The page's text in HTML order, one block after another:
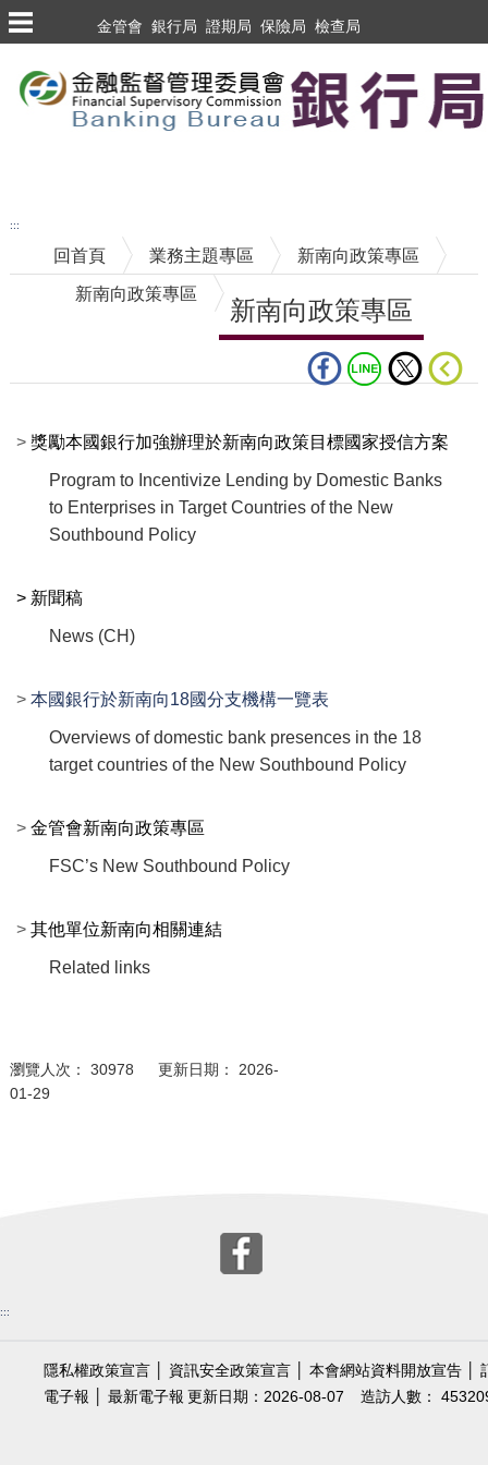
跳到主要內容區塊
金管會 銀行局 證期局 保險局 檢查局
:::
回首頁 業務主題專區 新南向政策專區
新南向政策專區
新南向政策專區
>獎勵本國銀行加強辦理於新南向政策目標國家授信方案
Program to Incentivize Lending by Domestic Banks
to Enterprises in Target Countries of the New
Southbound Policy
> 新聞稿
News (CH)
>本國銀行於新南向18國分支機構一覽表
Overviews of domestic bank presences in the 18
target countries of the New Southbound Policy
>金管會新南向政策專區
FSC’s New Southbound Policy
>其他單位新南向相關連結
Related links
瀏覽人次： 30978 更新日期： 2026-
01-29
:::
隱私權政策宣言 資訊安全政策宣言 本會網站資料開放宣告
電子報
最新電子報 造訪人數：
更新日期：2026-08-07